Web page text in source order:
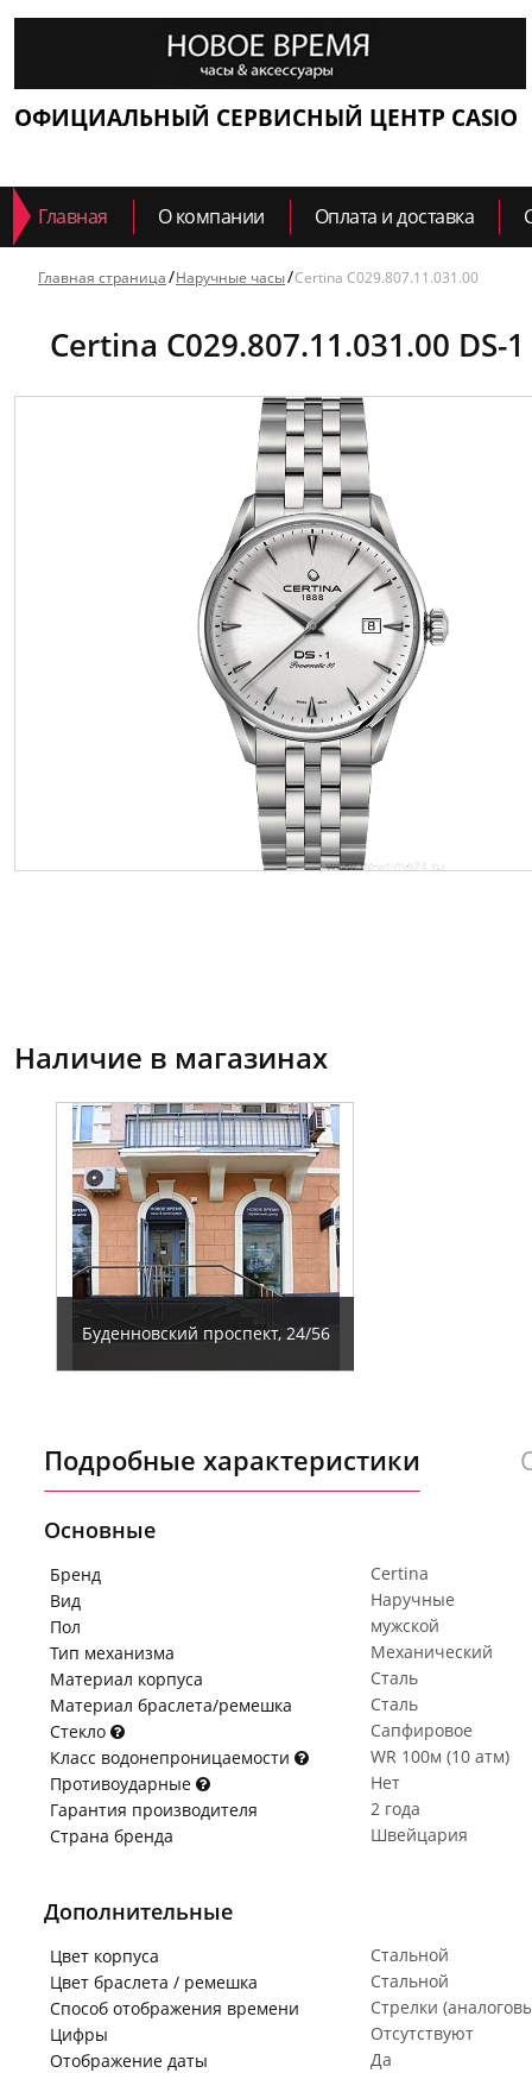
ОФИЦИАЛЬНЫЙ СЕРВИСНЫЙ ЦЕНТР CASIO
Главная О компании Оплата и доставка
Главная страница Наручные часы Certina C029.807.11.031.00
Certina C029.807.11.031.00 DS-
Наличие в магазинах
Буденновский проспект, 24/56
Подробные характеристики
Основные
Бренд
Certina
Вид
Наручные
Пол
мужской
Тип механизма
Механический
Материал корпуса
Сталь
Материал браслета/ремешка
Сталь
Стекло
Сапфировое
Класс водонепроницаемости
WR 100м (10 атм)
Противоударные
Нет
Гарантия производителя
2 года
Страна бренда
Швейцария
Дополнительные
Цвет корпуса
Стальной
Цвет браслета / ремешка
Стальной
Способ отображения времени
Стрелки
Цифры
Отсутствуют
Отображение даты
Да